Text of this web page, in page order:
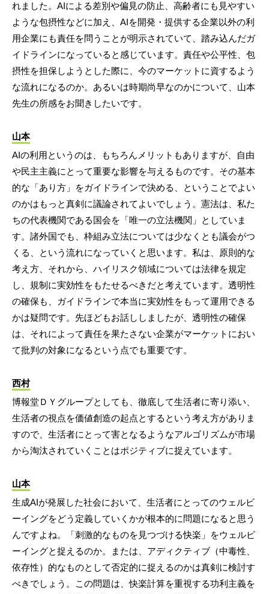
れました。AIによる差別や偏見の防止、高齢者にも見やすい
ような包摂性などに加え、AIを開発・提供する企業以外の利
用企業にも責任を問うことが明示されていて、踏み込んだガ
イドラインになっていると感じています。責任や公平性、包
摂性を担保しようとした際に、今のマーケットに資するよう
な流れになるのか。あるいは時期尚早なのかについて、山本
先生の所感をお聞きしたいです。
山本
AIの利用というのは、もちろんメリットもありますが、自由
や民主主義にとって重要な影響を与えるものです。その基本
的な「あり方」をガイドラインで決める、ということでよい
のかはもっと真剣に議論されてよいでしょう。憲法は、私た
ちの代表機関である国会を「唯一の立法機関」としていま
す。諸外国でも、枠組み立法については少なくとも議会がつ
くる、という流れになっていくと思います。私は、原則的な
考え方、それから、ハイリスク領域については法律を規定
し、規制に実効性をもたせるべきだと考えています。透明性
の確保も、ガイドラインで本当に実効性をもって運用できる
かは疑問です。先ほどもお話ししましたが、透明性の確保
は、それによって責任を果たさない企業がマーケットにおい
て批判の対象になるという点でも重要です。
西村
博報堂ＤＹグループとしても、徹底して生活者に寄り添い、
生活者の視点を価値創造の起点とするという考え方がありま
すので、生活者にとって害となるようなアルゴリズムが市場
から淘汰されていくことはポジティブに捉えています。
山本
生成AIが発展した社会において、生活者にとってのウェルビ
ーイングをどう定義していくかが根本的に問題になると思う
んですよね。「刺激的なものを見つづける快楽」をウェルビ
ーイングと捉えるのか。または、アディクティブ（中毒性、
依存性）的なものとして否定的に捉えるのかは真剣に検討す
べきでしょう。この問題は、快楽計算を重視する功利主義を